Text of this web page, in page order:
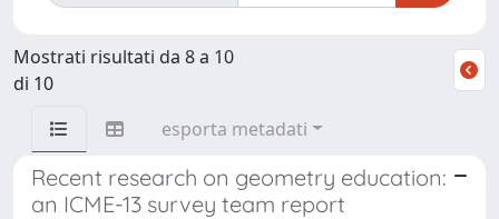
Mostrati risultati da 8 a 10
di 10
esporta metadati
Recent research on geometry education:
an ICME-13 survey team report